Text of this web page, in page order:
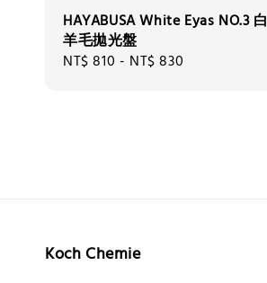
HAYABUSA White Eyas NO.3 白
羊毛拋光盤
Regular
NT$ 810 - NT$ 830
Koch Chemie